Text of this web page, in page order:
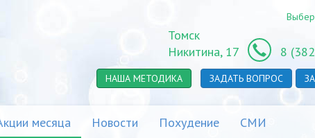
Томск
Никитина, 17
8
НАША МЕТОДИКА ЗАДАТЬ ВОПРОС
месяца Новости Похудение СМИ